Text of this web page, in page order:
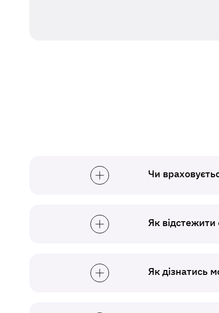
Чи
Як відстежити
Як дізнатись